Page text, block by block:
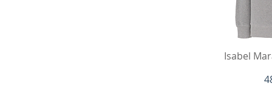
Isabel